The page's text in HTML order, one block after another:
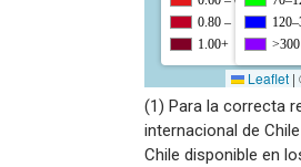
(1) Para la correcta
internacional de
Chile disponible en